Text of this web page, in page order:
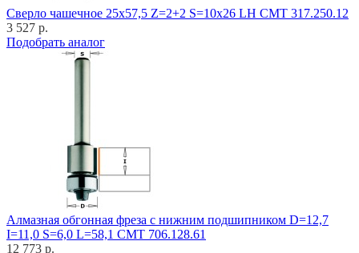
Cверло чашечное 25x57,5 Z=2+2 S=10x26 LH CMT 317.250.12
3 527 р.
Подобрать аналог
Алмазная обгонная фреза с нижним подшипником D=12,7
I=11,0 S=6,0 L=58,1 CMT 706.128.61
12 773 р.